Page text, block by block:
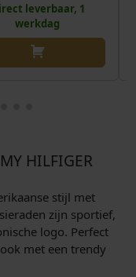
leverbaar, 1
werkdag
HILFIGER
stijl met
zijn sportief,
logo. Perfect
met een trendy